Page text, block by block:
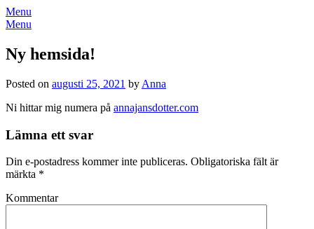
Menu
Menu
Ny hemsida!
Posted on augusti 25, 2021 by Anna
Ni hittar mig numera på annajansdotter.com
Lämna ett svar
Din e-postadress kommer inte publiceras. Obligatoriska fält är
märkta *
Kommentar